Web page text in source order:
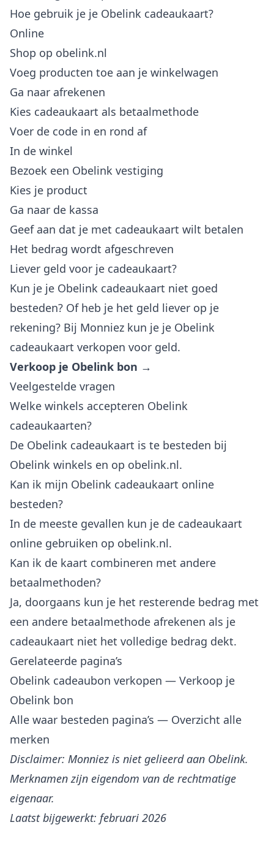
Hoe gebruik je je Obelink cadeaukaart?
Online
Shop op obelink.nl
Voeg producten toe aan je winkelwagen
Ga naar afrekenen
Kies cadeaukaart als betaalmethode
Voer de code in en rond af
In de winkel
Bezoek een Obelink vestiging
Kies je product
Ga naar de kassa
Geef aan dat je met cadeaukaart wilt betalen
Het bedrag wordt afgeschreven
Liever geld voor je cadeaukaart?
Kun je je Obelink cadeaukaart niet goed
besteden? Of heb je het geld liever op je
rekening? Bij Monniez kun je je Obelink
cadeaukaart verkopen voor geld.
Verkoop je Obelink bon →
Veelgestelde vragen
Welke winkels accepteren Obelink
cadeaukaarten?
De Obelink cadeaukaart is te besteden bij
Obelink winkels en op obelink.nl.
Kan ik mijn Obelink cadeaukaart online
besteden?
In de meeste gevallen kun je de cadeaukaart
online gebruiken op obelink.nl.
Kan ik de kaart combineren met andere
betaalmethoden?
Ja, doorgaans kun je het resterende bedrag met
een andere betaalmethode afrekenen als je
cadeaukaart niet het volledige bedrag dekt.
Gerelateerde pagina’s
Obelink cadeaubon verkopen — Verkoop je
Obelink bon
Alle waar besteden pagina’s — Overzicht alle
merken
Disclaimer: Monniez is niet gelieerd aan Obelink.
Merknamen zijn eigendom van de rechtmatige
eigenaar.
Laatst bijgewerkt: februari 2026